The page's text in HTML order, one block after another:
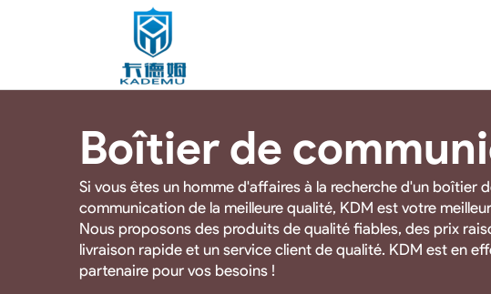
Boîtier de
Si vous êtes un homme d'affaires à la recherche d'un boîtier
communication de la meilleure qualité, KDM est votre
Nous proposons des produits de qualité fiables, des prix
livraison rapide et un service client de qualité. KDM est en
partenaire pour vos besoins !